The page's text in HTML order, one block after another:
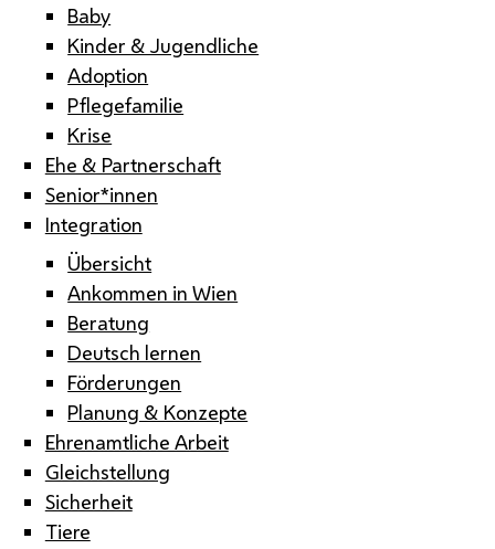
Baby
Kinder & Jugendliche
Adoption
Pflegefamilie
Krise
Ehe & Partnerschaft
Senior*innen
Integration
Übersicht
Ankommen in Wien
Beratung
Deutsch lernen
Förderungen
Planung & Konzepte
Ehrenamtliche Arbeit
Gleichstellung
Sicherheit
Tiere